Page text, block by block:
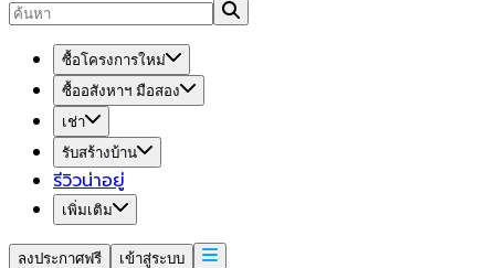
ซื้อโครงการใหม่
ซื้ออสังหาฯ มือสอง
เช่า
รับสร้างบ้าน
รีวิวน่าอยู่
เพิ่มเติม
ลงประกาศฟรี เข้าสู่ระบบ